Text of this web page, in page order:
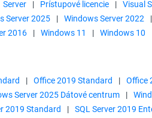
Server | Prístupové licencie | Visual
Server 2025 | Windows Server 2022 |
2016 | Windows 11 | Windows 10
| Office 2019 Standard | Office
Server 2025 Dátové centrum |
2019 Standard | SQL Server 2019